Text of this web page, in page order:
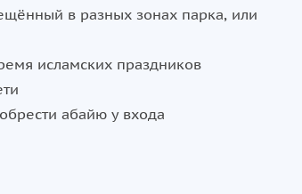
в разных зонах парка, или
исламских праздников
абайю у входа